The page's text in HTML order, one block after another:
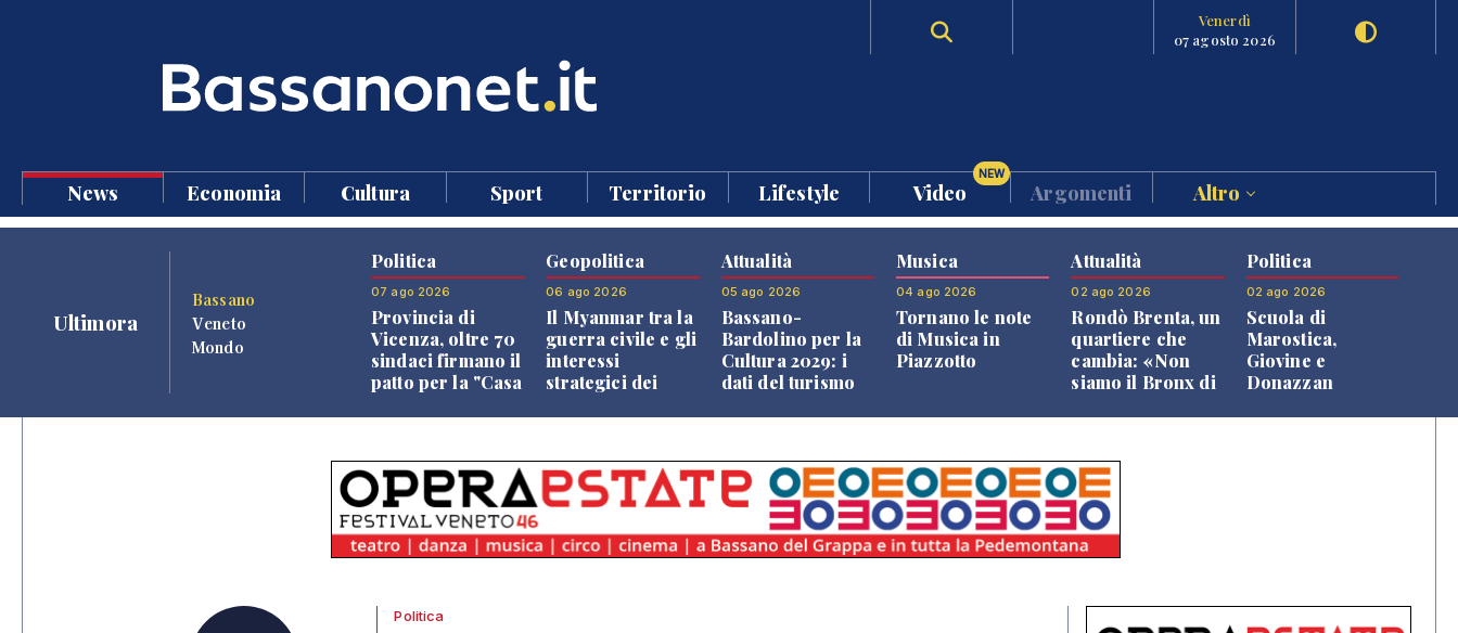
Venerdì
07 agosto 2026
News Economia Cultura Sport Territorio Lifestyle Video
NEW
Argomenti Altro
Ultimora
Bassano
Veneto
Mondo
Politica
07 ago 2026
Provincia di
Vicenza, oltre 70
sindaci firmano il
patto per la "Casa
Geopolitica
06 ago 2026
Il Myanmar tra la
guerra civile e gli
interessi
strategici dei
Attualità
05 ago 2026
Bassano-
Bardolino per la
Cultura 2029: i
dati del turismo
Musica
04 ago 2026
Tornano le note
di Musica in
Piazzotto
Attualità
02 ago 2026
Rondò Brenta, un
quartiere che
cambia: «Non
siamo il Bronx di
Politica
02 ago 2026
Scuola di
Marostica,
Giovine e
Donazzan
Politica